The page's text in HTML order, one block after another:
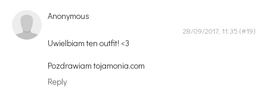
Anonymous
28/09/2017, 11:35
Uwielbiam ten outfit! <3
Pozdrawiam tojamonia.com
Reply